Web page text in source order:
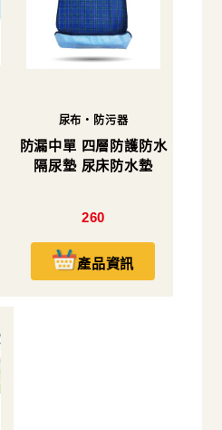
尿布・防污器
防漏中單 四層防護防水
隔尿墊 尿床防水墊
260
產品資訊